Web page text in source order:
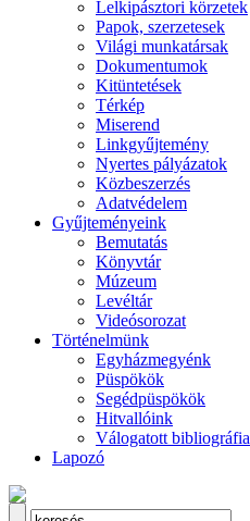
Lelkipásztori körzetek
Papok, szerzetesek
Világi munkatársak
Dokumentumok
Kitüntetések
Térkép
Miserend
Linkgyűjtemény
Nyertes pályázatok
Közbeszerzés
Adatvédelem
Gyűjteményeink
Bemutatás
Könyvtár
Múzeum
Levéltár
Videósorozat
Történelmünk
Egyházmegyénk
Püspökök
Segédpüspökök
Hitvallóink
Válogatott bibliográfia
Lapozó